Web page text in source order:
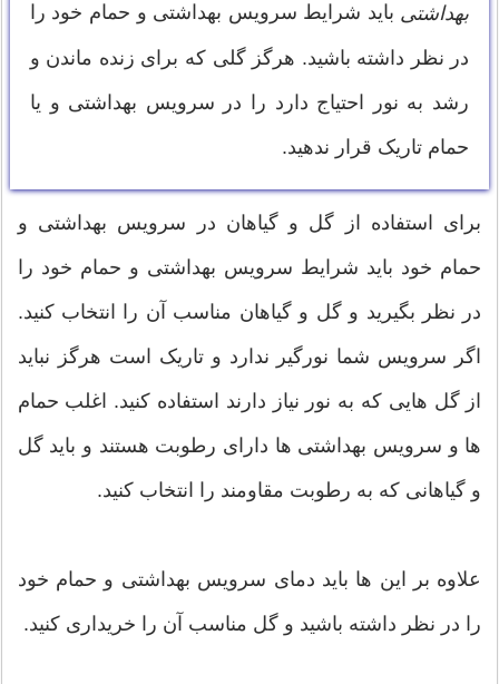
بهداشتی باید شرایط سرویس بهداشتی و حمام خود را
در نظر داشته باشید. هرگز گلی که برای زنده ماندن و
رشد به نور احتیاج دارد را در سرویس بهداشتی و یا
حمام تاریک قرار ندهید.
برای استفاده از گل و گیاهان در سرویس بهداشتی و
حمام خود باید شرایط سرویس بهداشتی و حمام خود را
در نظر بگیرید و گل و گیاهان مناسب آن را انتخاب کنید.
اگر سرویس شما نورگیر ندارد و تاریک است هرگز نباید
از گل هایی که به نور نیاز دارند استفاده کنید. اغلب حمام
ها و سرویس بهداشتی ها دارای رطوبت هستند و باید گل
و گیاهانی که به رطوبت مقاومند را انتخاب کنید.
علاوه بر این ها باید دمای سرویس بهداشتی و حمام خود
را در نظر داشته باشید و گل مناسب آن را خریداری کنید.